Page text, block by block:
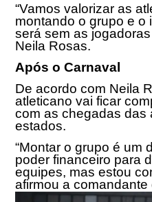
“Vamos valorizar as
montando o grupo e o
será sem as
Neila Rosas.
Após o Carnaval
De acordo com Neila
atleticano vai ficar
com as chegadas das
estados.
“Montar o grupo é um
poder financeiro para
equipes, mas estou
afirmou a comandante